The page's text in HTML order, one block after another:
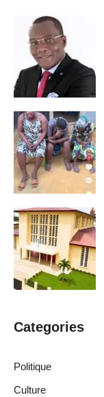
Categories
Politique
Culture